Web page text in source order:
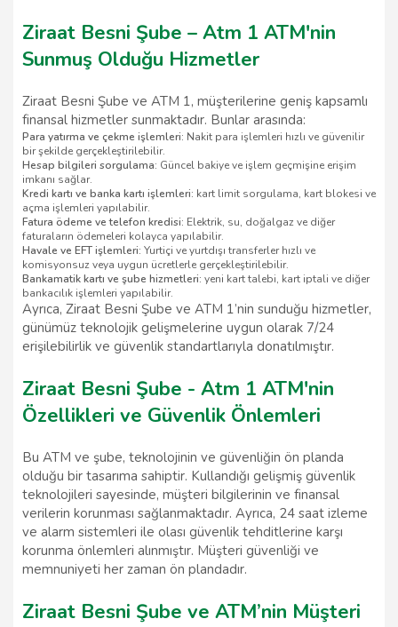
Ziraat Besni Şube – Atm 1 ATM'nin
Sunmuş Olduğu Hizmetler
Ziraat Besni Şube ve ATM 1, müşterilerine geniş kapsamlı
finansal hizmetler sunmaktadır. Bunlar arasında:
Para yatırma ve çekme işlemleri: Nakit para işlemleri hızlı ve güvenilir
bir şekilde gerçekleştirilebilir.
Hesap bilgileri sorgulama: Güncel bakiye ve işlem geçmişine erişim
imkanı sağlar.
Kredi kartı ve banka kartı işlemleri: kart limit sorgulama, kart blokesi ve
açma işlemleri yapılabilir.
Fatura ödeme ve telefon kredisi: Elektrik, su, doğalgaz ve diğer
faturaların ödemeleri kolayca yapılabilir.
Havale ve EFT işlemleri: Yurtiçi ve yurtdışı transferler hızlı ve
komisyonsuz veya uygun ücretlerle gerçekleştirilebilir.
Bankamatik kartı ve şube hizmetleri: yeni kart talebi, kart iptali ve diğer
bankacılık işlemleri yapılabilir.
Ayrıca, Ziraat Besni Şube ve ATM 1’nin sunduğu hizmetler,
günümüz teknolojik gelişmelerine uygun olarak 7/24
erişilebilirlik ve güvenlik standartlarıyla donatılmıştır.
Ziraat Besni Şube - Atm 1 ATM'nin
Özellikleri ve Güvenlik Önlemleri
Bu ATM ve şube, teknolojinin ve güvenliğin ön planda
olduğu bir tasarıma sahiptir. Kullandığı gelişmiş güvenlik
teknolojileri sayesinde, müşteri bilgilerinin ve finansal
verilerin korunması sağlanmaktadır. Ayrıca, 24 saat izleme
ve alarm sistemleri ile olası güvenlik tehditlerine karşı
korunma önlemleri alınmıştır. Müşteri güvenliği ve
memnuniyeti her zaman ön plandadır.
Ziraat Besni Şube ve ATM’nin Müşteri